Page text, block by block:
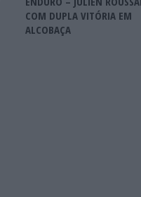
COM DUPLA VITÓRIA EM
ALCOBAÇA